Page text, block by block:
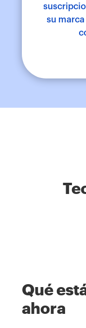
su
Qué
ahora